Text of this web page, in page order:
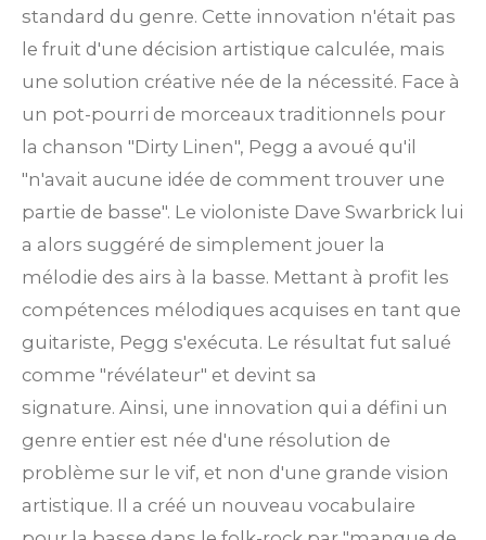
standard du genre. Cette innovation n'était pas
le fruit d'une décision artistique calculée, mais
une solution créative née de la nécessité. Face à
un pot-pourri de morceaux traditionnels pour
la chanson "Dirty Linen", Pegg a avoué qu'il
"n'avait aucune idée de comment trouver une
partie de basse". Le violoniste Dave Swarbrick lui
a alors suggéré de simplement jouer la
mélodie des airs à la basse. Mettant à profit les
compétences mélodiques acquises en tant que
guitariste, Pegg s'exécuta. Le résultat fut salué
comme "révélateur" et devint sa
signature. Ainsi, une innovation qui a défini un
genre entier est née d'une résolution de
problème sur le vif, et non d'une grande vision
artistique. Il a créé un nouveau vocabulaire